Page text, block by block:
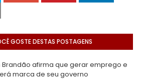
GOSTE DESTAS POSTAGENS
Brandão afirma que gerar emprego e
marca de seu governo